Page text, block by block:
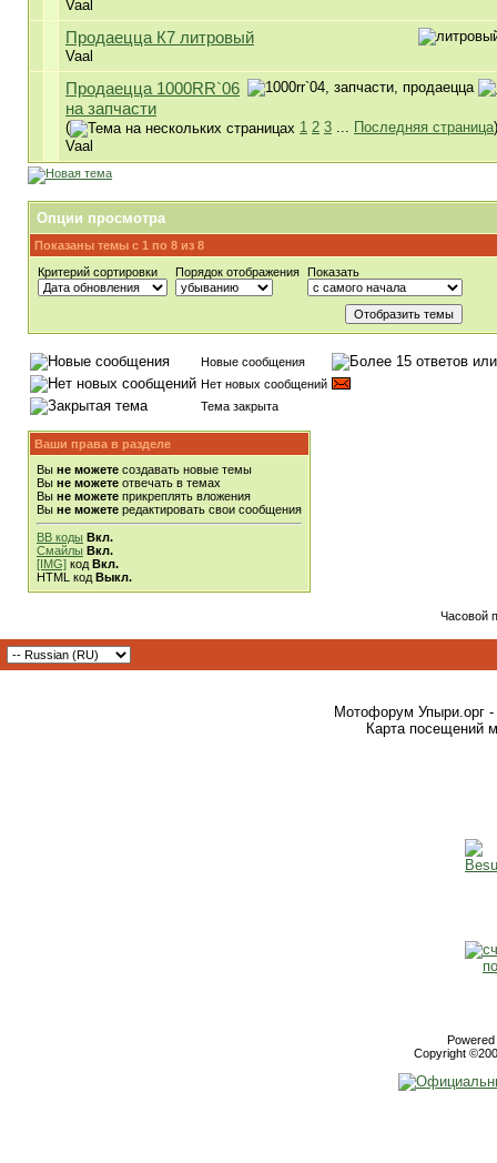
Vaal
Продаецца К7 литровый
Vaal
Продаецца 1000RR`06
на запчасти
( 1 2 3 ... Последняя страница)
Vaal
Опции просмотра
Показаны темы с 1 по 8 из 8
Критерий сортировки
Порядок отображения Показать
Новые сообщения
Нет новых сообщений
Тема закрыта
Ваши права в разделе
Вы не можете создавать новые темы
Вы не можете отвечать в темах
Вы не можете прикреплять вложения
Вы не можете редактировать свои сообщения
BB коды Вкл.
Смайлы Вкл.
[IMG] код Вкл.
HTML код Выкл.
Часовой
Мотофорум Упыри.орг -
Карта посещений
Copyright